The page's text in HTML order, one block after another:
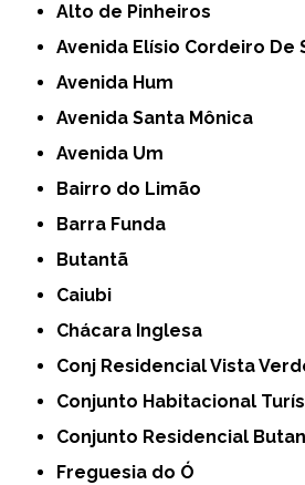
Alto de Pinheiros
Avenida Elísio Cordeiro De
Avenida Hum
Avenida Santa Mônica
Avenida Um
Bairro do Limão
Barra Funda
Butantã
Caiubi
Chácara Inglesa
Conj Residencial Vista
Conjunto Habitacional
Conjunto Residencial
Freguesia do Ó